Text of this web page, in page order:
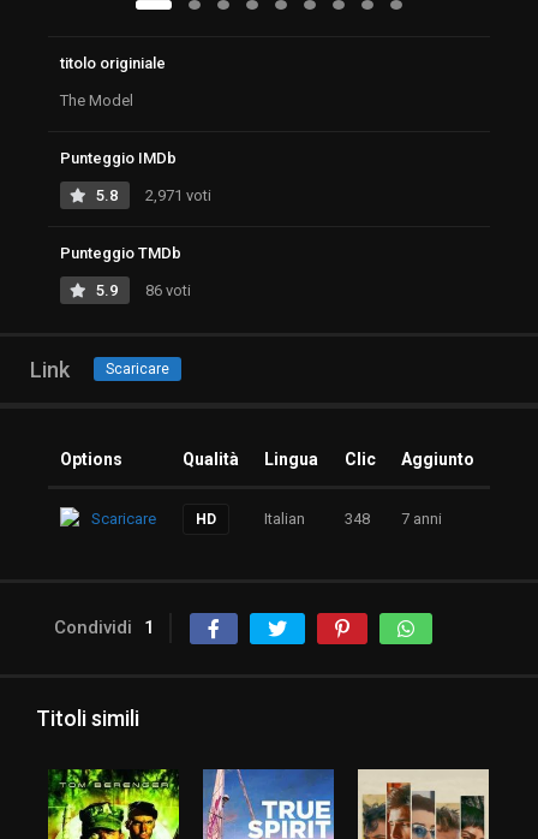
titolo originiale
The Model
Punteggio IMDb
5.8 2,971 voti
Punteggio TMDb
5.9 86 voti
Link Scaricare
Options Qualità Lingua Clic Aggiunto
Scaricare HD Italian 348 7 anni
Condividi 1
Titoli simili